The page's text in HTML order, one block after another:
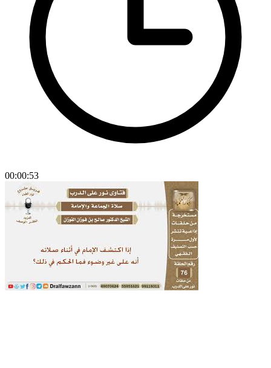
00:00:53